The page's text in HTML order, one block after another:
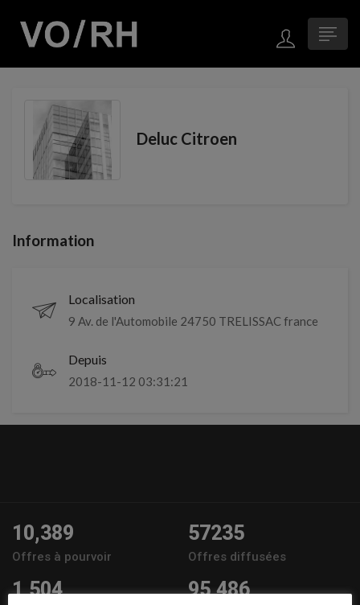
Deluc Citroen
Information
Localisation
9 Av. de l'Automobile 24750 TRELISSAC france
Depuis
2018-11-12 03:31:21
10,389
Offres à pourvoir
57235
Offres diffusées
1,504 95,486